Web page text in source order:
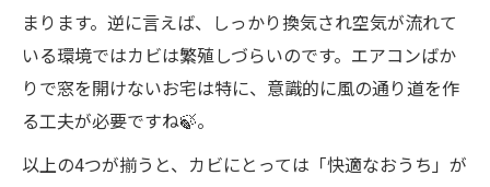
まります。逆に言えば、しっかり換気され空気が流れて
いる環境ではカビは繁殖しづらいのです。エアコンばか
りで窓を開けないお宅は特に、意識的に風の通り道を作
る工夫が必要ですね🍃。
以上の4つが揃うと、カビにとっては「快適なおうち」が